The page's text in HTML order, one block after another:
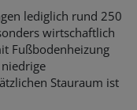
lediglich rund 250
wirtschaftlich
Fußbodenheizung
Stauraum ist